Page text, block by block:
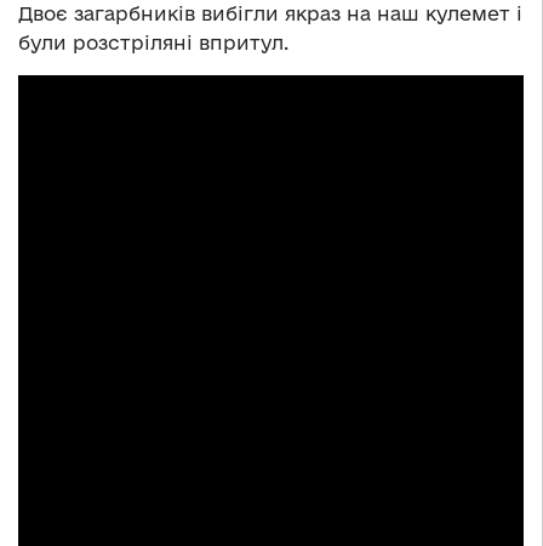
Двоє загарбників вибігли якраз на наш кулемет і
були розстріляні впритул.